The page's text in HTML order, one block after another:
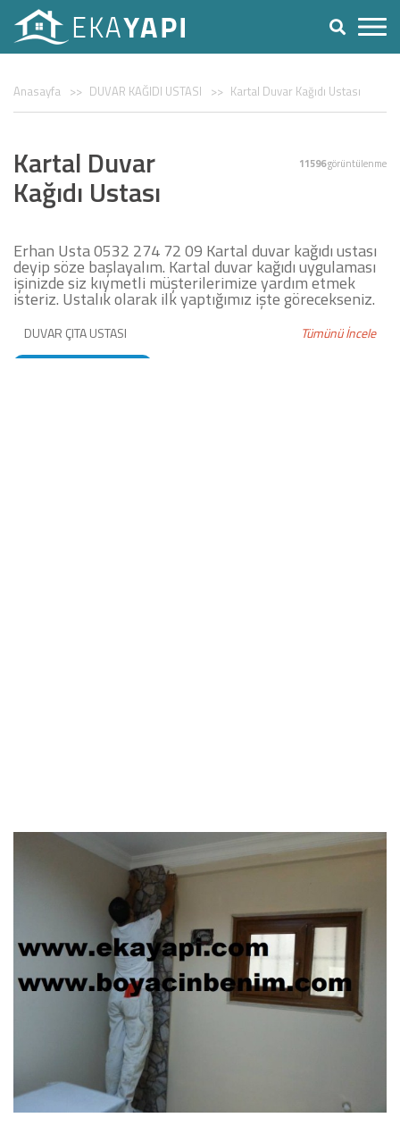
Anasayfa DUVAR KAĞIDI USTASI Kartal Duvar Kağıdı Ustası
Kartal Duvar
Kağıdı Ustası
11596görüntülenme
Erhan Usta 0532 274 72 09 Kartal duvar kağıdı ustası
deyip söze başlayalım. Kartal duvar kağıdı uygulaması
işinizde siz kıymetli müşterilerimize yardım etmek
isteriz. Ustalık olarak ilk yaptığımız işte görecekseniz.
DUVAR ÇITA USTASI Tümünü İncele